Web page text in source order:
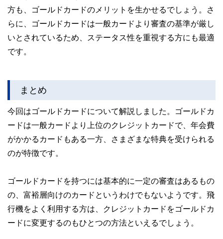
方も、ゴールドカードのメリットを生かせるでしょう。さ
らに、ゴールドカードは一般カードより審査の基準が厳し
いとされているため、ステータス性を重視する方にも最適
です。
まとめ
今回はゴールドカードについて解説しました。ゴールドカ
ードは一般カードより上位のクレジットカードで、年会費
がかかるカードもある一方、さまざまな特典を受けられる
のが特徴です。
ゴールドカードを持つには基本的に一定の審査はあるもの
の、富裕層向けのカードというわけでもないようです。飛
行機をよく利用する方は、クレジットカードをゴールドカ
ードに変更するのもひとつの方法といえるでしょう。